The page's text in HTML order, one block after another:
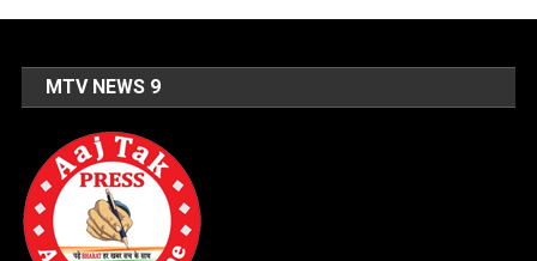
MTV NEWS 9